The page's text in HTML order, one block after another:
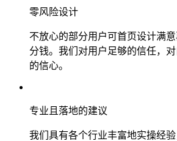
零风险设计
不放心的部分用户可首页设计满
分钱。我们对用户足够的信任，
的信心。
专业且落地的建议
我们具有各个行业丰富地实操经